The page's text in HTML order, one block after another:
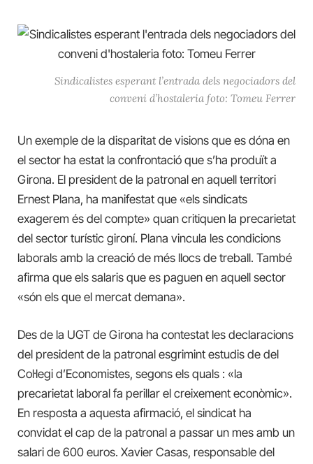
Sindicalistes esperant l’entrada dels negociadors del
conveni d’hostaleria foto: Tomeu Ferrer
Un exemple de la disparitat de visions que es dóna en
el sector ha estat la confrontació que s’ha produït a
Girona. El president de la patronal en aquell territori
Ernest Plana, ha manifestat que «els sindicats
exagerem és del compte» quan critiquen la precarietat
del sector turístic gironí. Plana vincula les condicions
laborals amb la creació de més llocs de treball. També
afirma que els salaris que es paguen en aquell sector
«són els que el mercat demana».
Des de la UGT de Girona ha contestat les declaracions
del president de la patronal esgrimint estudis de del
Col·legi d’Economistes, segons els quals : «la
precarietat laboral fa perillar el creixement econòmic».
En resposta a aquesta afirmació, el sindicat ha
convidat el cap de la patronal a passar un mes amb un
salari de 600 euros. Xavier Casas, responsable del